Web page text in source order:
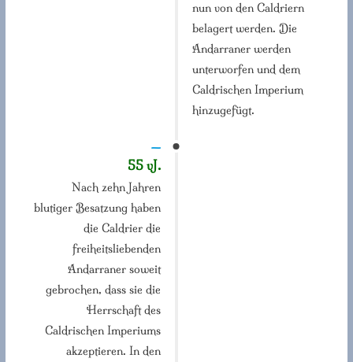
nun von den Caldriern
belagert werden. Die
Andarraner werden
unterworfen und dem
Caldrischen Imperium
hinzugefügt.
—
55 vJ.
Nach zehn Jahren
blutiger Besatzung haben
die Caldrier die
freiheitsliebenden
Andarraner soweit
gebrochen, dass sie die
Herrschaft des
Caldrischen Imperiums
akzeptieren. In den